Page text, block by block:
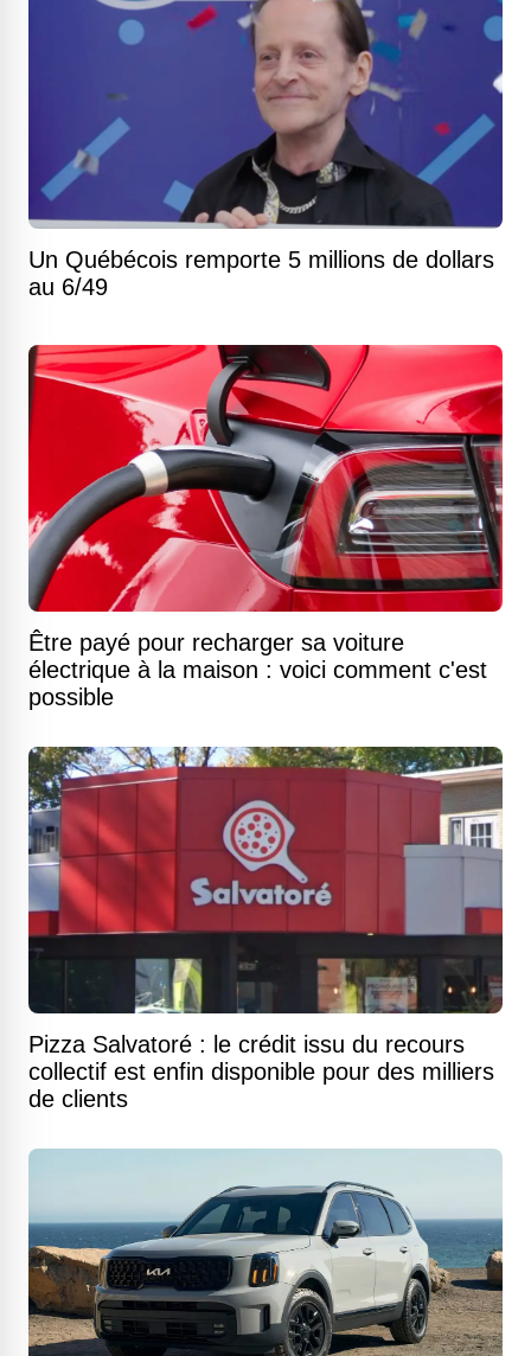
Un Québécois remporte 5 millions de dollars
au 6/49
Être payé pour recharger sa voiture
électrique à la maison : voici comment c'est
possible
Pizza Salvatoré : le crédit issu du recours
collectif est enfin disponible pour des milliers
de clients